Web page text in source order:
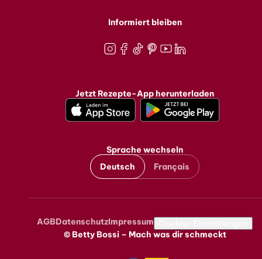
Informiert bleiben
Jetzt Rezepte-App herunterladen
Sprache wechseln
Deutsch
Français
Metanavigation
AGBDatenschutzImpressum
© Betty Bossi – Mach was dir schmeckt